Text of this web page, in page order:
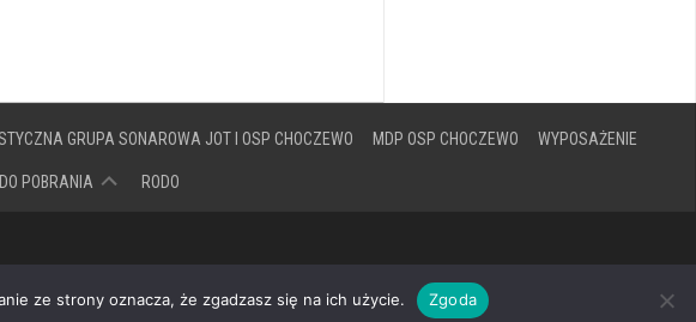
GRUPA SONAROWA JOT I OSP CHOCZEWO MDP OSP CHOCZEWO WYPOSAŻENIE
DO POBRANIA RODO
ze strony oznacza, że zgadzasz się na ich użycie. Zgoda